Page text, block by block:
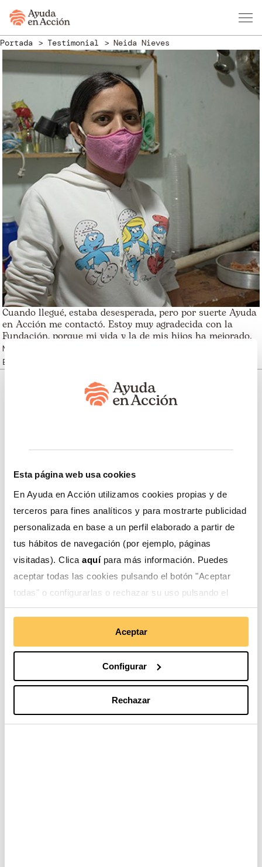
Esta página web usa cookies
En Ayuda en Acción utilizamos cookies propias y de
terceros para fines analíticos y para mostrarte publicidad
personalizada en base a un perfil elaborado a partir de
tus hábitos de navegación (por ejemplo, páginas
visitadas). Clica aquí para más información. Puedes
aceptar todas las cookies pulsando el botón "Aceptar
todas" o configurarlas o rechazar su uso pulsando el
botón "Configurar".
Aceptar
Configurar
Rechazar
Portada Testimonial Neida Nieves
Cuando llegué, estaba desesperada, pero por suerte Ayuda
en Acción me contactó. Estoy muy agradecida con la
Fundación, porque mi vida y la de mis hijos ha mejorado.
Nieda Nieves, madre de familia venezolana en Otavalo,
Ecuador
Somos transparentes. Nos avalan:
Somos miembros de:
Nuestro trabajo
de valor
mujeres
Derechos de la infancia
y adolescencia
Esto te interesa
Actualidad